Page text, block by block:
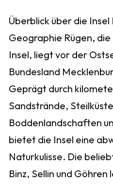
Überblick über die Insel
Geographie Rügen,
Insel, liegt vor der
Bundesland
Geprägt durch
Sandstrände,
Boddenlandschaften
bietet die Insel eine
Naturkulisse. Die
Binz, Sellin und Göhren